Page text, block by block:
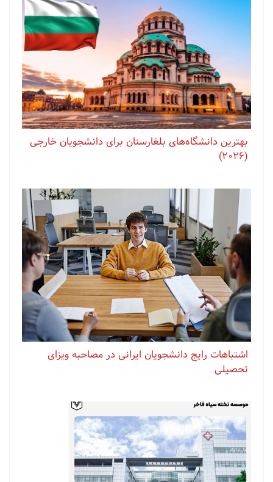
بهترین دانشگاه‌های بلغارستان برای دانشجویان خارجی
(2026)
اشتباهات رایج دانشجویان ایرانی در مصاحبه ویزای
تحصیلی